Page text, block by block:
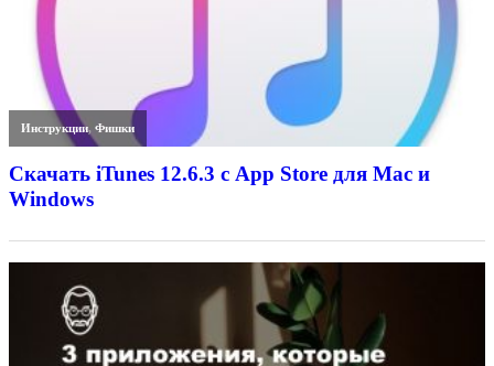
Инструкции,Фишки
Скачать iTunes 12.6.3 с App Store для Mac и
Windows